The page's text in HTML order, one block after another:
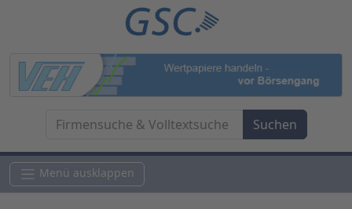
Menü ausklappen